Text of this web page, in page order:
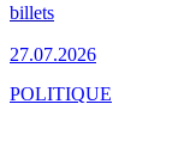
billets
27.07.2026
POLITIQUE